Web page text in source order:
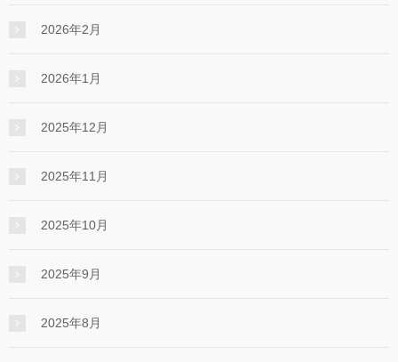
2026年2月
2026年1月
2025年12月
2025年11月
2025年10月
2025年9月
2025年8月